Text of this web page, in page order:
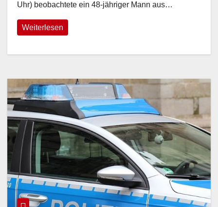
Uhr) beobachtete ein 48-jähriger Mann aus…
Weiterlesen